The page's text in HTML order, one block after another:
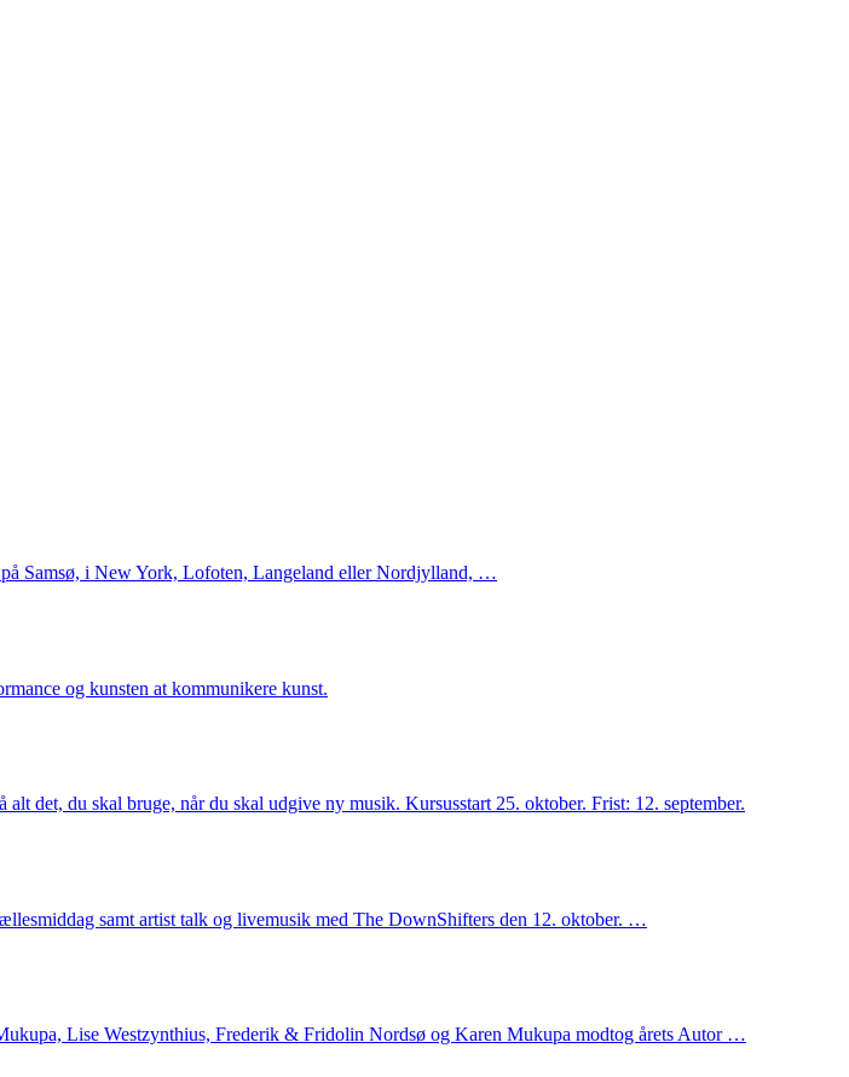
Samsø, i New York, Lofoten, Langeland eller Nordjylland, …
og kunsten at kommunikere kunst.
det, du skal bruge, når du skal udgive ny musik. Kursusstart 25. oktober. Frist: 12. september.
samt artist talk og livemusik med The DownShifters den 12. oktober. …
Lise Westzynthius, Frederik & Fridolin Nordsø og Karen Mukupa modtog årets Autor …